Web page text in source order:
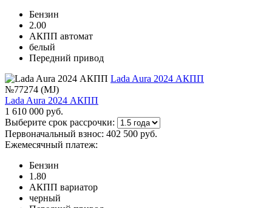
Бензин
2.00
АКПП автомат
белый
Передний привод
Lada Aura 2024 АКПП
№77274 (MJ)
Lada Aura 2024 АКПП
1 610 000 руб.
Выберите срок рассрочки:
Первоначальный взнос: 402 500 руб.
Ежемесячный платеж:
Бензин
1.80
АКПП вариатор
черный